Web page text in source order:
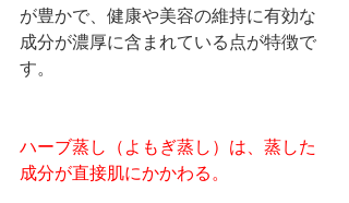
が豊かで、健康や美容の維持に有効な
成分が濃厚に含まれている点が特徴で
す。
ハーブ蒸し（よもぎ蒸し）は、蒸した
成分が直接肌にかかわる。